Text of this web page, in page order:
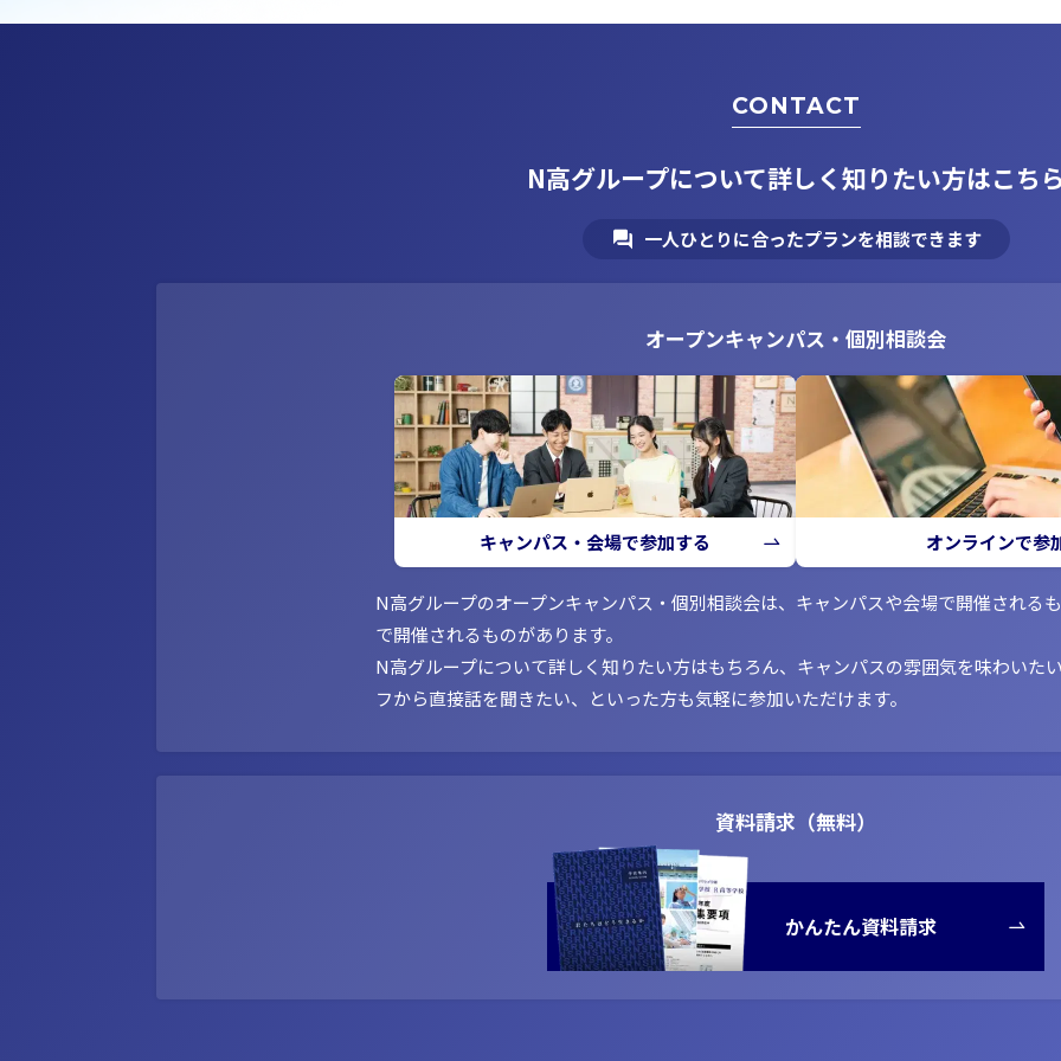
CONTACT
N高グループについて詳しく知りたい方はこち
一人ひとりに合ったプランを相談できます
オープンキャンパス・個別相談会
キャンパス・会場で参加する オンラインで参
N高グループのオープンキャンパス・個別相談会は、キャンパスや会場で開催される
で開催されるものがあります。
N高グループについて詳しく知りたい方はもちろん、キャンパスの雰囲気を味わいた
フから直接話を聞きたい、といった方も気軽に参加いただけます。
資料請求（無料）
かんたん資料請求